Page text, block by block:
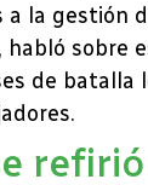
a la gestión
habló sobre
de batalla